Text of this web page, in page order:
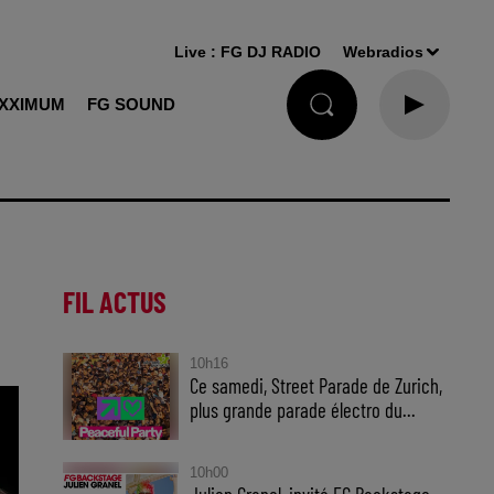
FG SOUND
Live : FG DJ RADIO Webradios
FIL ACTUS
10h16
Ce samedi, Street Parade de Zurich,
plus grande parade électro du...
10h00